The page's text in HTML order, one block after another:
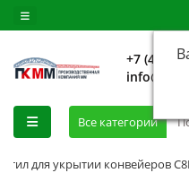
+7 (499)
Все категории
для укрытии конвейеров